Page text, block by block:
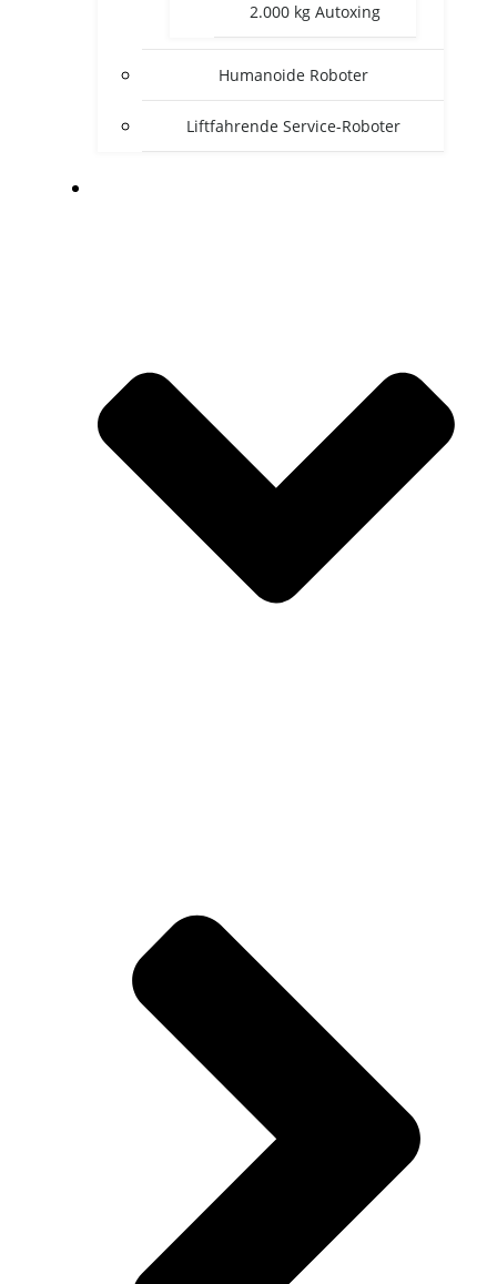
2.000 kg Autoxing
Humanoide Roboter
Liftfahrende Service-Roboter